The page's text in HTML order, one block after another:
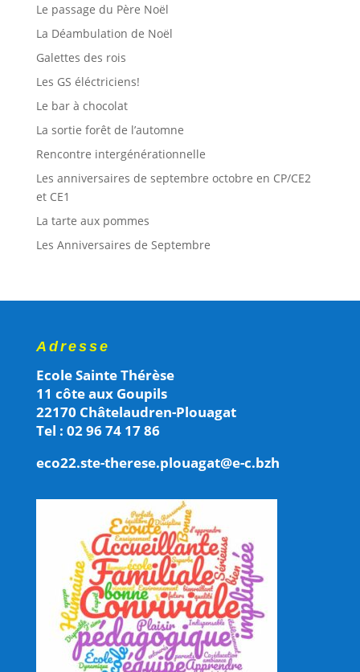
Le passage du Père Noël
La Déambulation de Noël
Galettes des rois
Les GS éléctriciens!
Le bar à chocolat
La sortie forêt de l’automne
Rencontre intergénérationnelle
Les anniversaires de septembre octobre en CP/CE2
et CE1
La tarte aux pommes
Les Anniversaires de Septembre
Adresse
Ecole Sainte Thérèse
11 côte aux Goupils
22170 Châtelaudren-Plouagat
Tel : 02 96 74 17 86
eco22.ste-therese.plouagat@e-c.bzh